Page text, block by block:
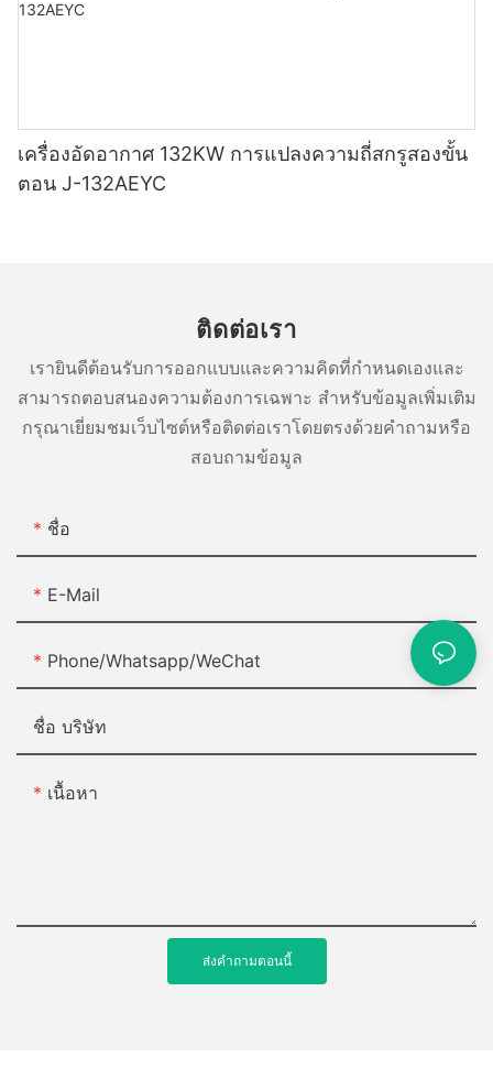
เครื่องอัดอากาศ 132KW การแปลงความถี่สกรูสองขั้น
ตอน J-132AEYC
ติดต่อเรา
เรายินดีต้อนรับการออกแบบและความคิดที่กำหนดเองและ
สามารถตอบสนองความต้องการเฉพาะ สำหรับข้อมูลเพิ่มเติม
กรุณาเยี่ยมชมเว็บไซต์หรือติดต่อเราโดยตรงด้วยคำถามหรือ
สอบถามข้อมูล
ชื่อ
E-Mail
Phone/Whatsapp/WeChat
ชื่อ บริษัท
เนื้อหา
ส่งคำถามตอนนี้